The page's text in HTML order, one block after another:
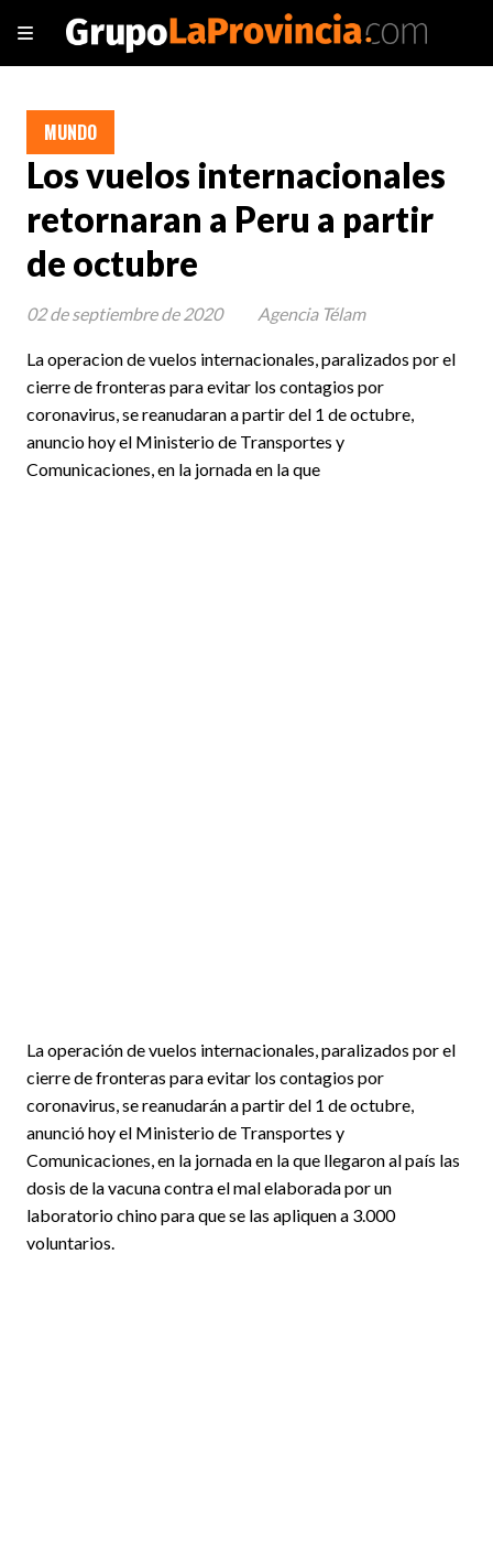
Los vuelos internacionales
retornaran a Peru a partir
de octubre
La operacion de vuelos internacionales, paralizados por el
cierre de fronteras para evitar los contagios por
coronavirus, se reanudaran a partir del 1 de octubre,
anuncio hoy el Ministerio de Transportes y
Comunicaciones, en la jornada en la que
MUNDO
02 de septiembre de 2020 Agencia Télam
La operación de vuelos internacionales, paralizados por el
cierre de fronteras para evitar los contagios por
coronavirus, se reanudarán a partir del 1 de octubre,
anunció hoy el Ministerio de Transportes y
Comunicaciones, en la jornada en la que llegaron al país las
dosis de la vacuna contra el mal elaborada por un
laboratorio chino para que se las apliquen a 3.000
voluntarios.